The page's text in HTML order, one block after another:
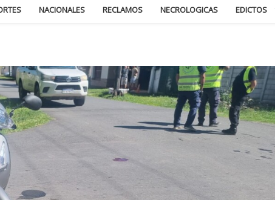
NACIONALES RECLAMOS NECROLOGICAS EDICTOS